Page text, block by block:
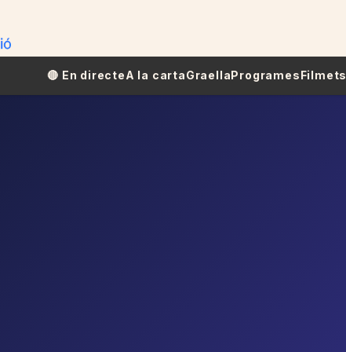
🔴​​ En directeA la cartaGraellaProgramesFilmets